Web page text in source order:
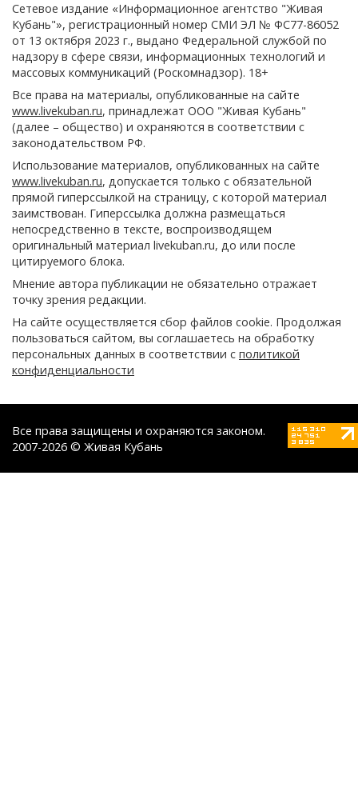
Сетевое издание «Информационное агентство "Живая
Кубань"», регистрационный номер СМИ ЭЛ № ФС77-86052
от 13 октября 2023 г., выдано Федеральной службой по
надзору в сфере связи, информационных технологий и
массовых коммуникаций (Роскомнадзор). 18+
Все права на материалы, опубликованные на сайте
www.livekuban.ru, принадлежат ООО "Живая Кубань"
(далее – общество) и охраняются в соответствии с
законодательством РФ.
Использование материалов, опубликованных на сайте
www.livekuban.ru, допускается только с обязательной
прямой гиперссылкой на страницу, с которой материал
заимствован. Гиперссылка должна размещаться
непосредственно в тексте, воспроизводящем
оригинальный материал livekuban.ru, до или после
цитируемого блока.
Мнение автора публикации не обязательно отражает
точку зрения редакции.
На сайте осуществляется сбор файлов cookie. Продолжая
пользоваться сайтом, вы соглашаетесь на обработку
персональных данных в соответствии с политикой
конфиденциальности
Все права защищены и охраняются законом.
2007-2026 © Живая Кубань